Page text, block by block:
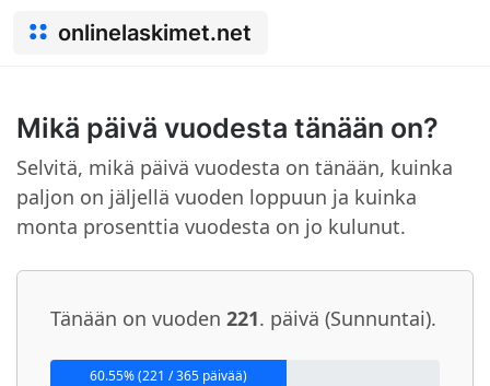
onlinelaskimet.net
Mikä päivä vuodesta tänään on?
Selvitä, mikä päivä vuodesta on tänään, kuinka
paljon on jäljellä vuoden loppuun ja kuinka
monta prosenttia vuodesta on jo kulunut.
Tänään on vuoden 221. päivä (Sunnuntai).
60.55% (221 / 365 päivää)